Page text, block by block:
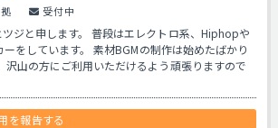
受付中
ジと申します。 普段はエレクトロ系、Hiphopや
をしています。 素材BGMの制作は始めたばかり
沢山の方にご利用いただけるよう頑張りますので
を報告する